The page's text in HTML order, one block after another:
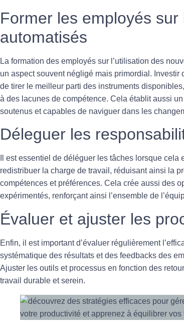
Former les employés sur
automatisés
La formation des employés sur l’utilisation des
un aspect souvent négligé mais primordial.
de tirer le meilleur parti des instruments
à des lacunes de compétence. Cela établit aussi
soutenus et capables de naviguer dans les
Déleguer les
Il est essentiel de déléguer les tâches lorsque cela
redistribuer la charge de travail, réduisant ainsi la
compétences et préférences. Cela crée aussi des
expérimentés, renforçant ainsi l’ensemble de
Évaluer et ajuster les
Enfin, il est important d’évaluer régulièrement
systématique des résultats et des feedbacks des
Ajuster les outils et processus en fonction des
travail durable et serein.